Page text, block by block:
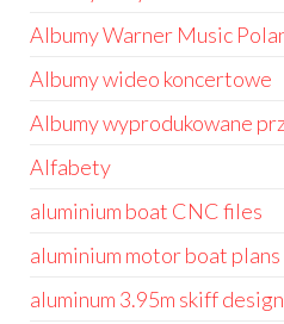
Albumy Warner Music
Albumy wideo koncertowe
Albumy wyprodukowane
Alfabety
aluminium boat CNC files
aluminium motor boat plans
aluminum 3.95m skiff design